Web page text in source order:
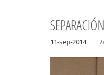
11-sep-2014